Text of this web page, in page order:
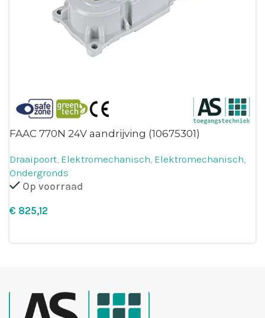
FAAC 770N 24V aandrijving (10675301)
Draaipoort, Elektromechanisch, Elektromechanisch,
Ondergronds
Op voorraad
€